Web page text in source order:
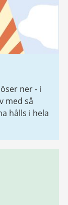
ner - i
med så
hålls i hela